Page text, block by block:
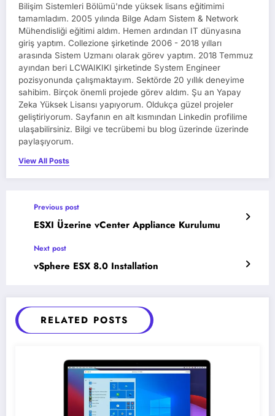
Bilişim Sistemleri Bölümü'nde yüksek lisans eğitimimi
tamamladım. 2005 yılında Bilge Adam Sistem & Network
Mühendisliği eğitimi aldım. Hemen ardından IT dünyasına
giriş yaptım. Collezione şirketinde 2006 - 2018 yılları
arasında Sistem Uzmanı olarak görev yaptım. 2018 Temmuz
ayından beri LCWAIKIKI şirketinde System Engineer
pozisyonunda çalışmaktayım. Sektörde 20 yıllık deneyime
sahibim. Birçok önemli projede görev aldım. Şu an Yapay
Zeka Yüksek Lisansı yapıyorum. Oldukça güzel projeler
geliştiriyorum. Sayfanın en alt kısmından Linkedin profilime
ulaşabilirsiniz. Bilgi ve tecrübemi bu blog üzerinde üzerinde
paylaşıyorum.
View All Posts
Previous post
ESXI Üzerine vCenter Appliance Kurulumu
Next post
vSphere ESX 8.0 Installation
RELATED POSTS